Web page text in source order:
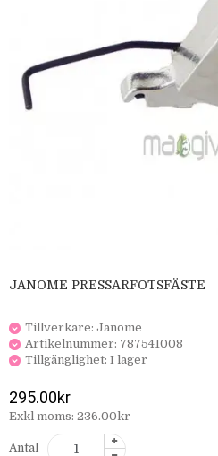
JANOME PRESSARFOTSFÄSTE
Tillverkare: Janome
Artikelnummer: 787541008
Tillgänglighet: I lager
295.00kr
Exkl moms: 236.00kr
Antal